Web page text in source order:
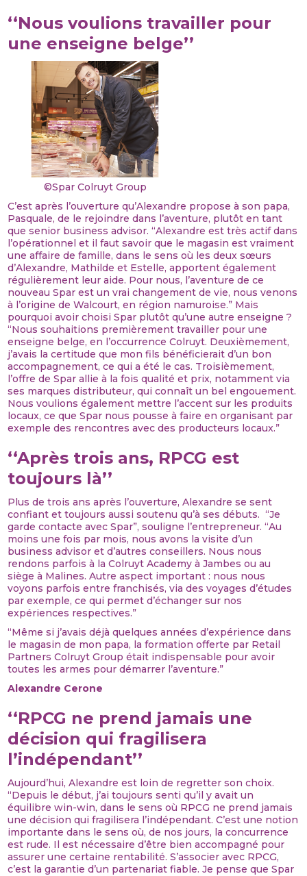
‘‘Nous voulions travailler pour
une enseigne belge’’
©Spar Colruyt Group
C’est après l’ouverture qu’Alexandre propose à son papa,
Pasquale, de le rejoindre dans l’aventure, plutôt en tant
que senior business advisor. “Alexandre est très actif dans
l’opérationnel et il faut savoir que le magasin est vraiment
une affaire de famille, dans le sens où les deux sœurs
d’Alexandre, Mathilde et Estelle, apportent également
régulièrement leur aide. Pour nous, l’aventure de ce
nouveau Spar est un vrai changement de vie, nous venons
à l’origine de Walcourt, en région namuroise.” Mais
pourquoi avoir choisi Spar plutôt qu’une autre enseigne ?
“Nous souhaitions premièrement travailler pour une
enseigne belge, en l’occurrence Colruyt. Deuxièmement,
j’avais la certitude que mon fils bénéficierait d’un bon
accompagnement, ce qui a été le cas. Troisièmement,
l’offre de Spar allie à la fois qualité et prix, notamment via
ses marques distributeur, qui connaît un bel engouement.
Nous voulions également mettre l’accent sur les produits
locaux, ce que Spar nous pousse à faire en organisant par
exemple des rencontres avec des producteurs locaux.”
‘‘Après trois ans, RPCG est
toujours là’’
Plus de trois ans après l’ouverture, Alexandre se sent
confiant et toujours aussi soutenu qu’à ses débuts. “Je
garde contacte avec Spar”, souligne l’entrepreneur. “Au
moins une fois par mois, nous avons la visite d’un
business advisor et d’autres conseillers. Nous nous
rendons parfois à la Colruyt Academy à Jambes ou au
siège à Malines. Autre aspect important : nous nous
voyons parfois entre franchisés, via des voyages d’études
par exemple, ce qui permet d’échanger sur nos
expériences respectives.”
“Même si j’avais déjà quelques années d’expérience dans
le magasin de mon papa, la formation offerte par Retail
Partners Colruyt Group était indispensable pour avoir
toutes les armes pour démarrer l’aventure.”
Alexandre Cerone
‘‘RPCG ne prend jamais une
décision qui fragilisera
l’indépendant’’
Aujourd’hui, Alexandre est loin de regretter son choix.
“Depuis le début, j’ai toujours senti qu’il y avait un
équilibre win-win, dans le sens où RPCG ne prend jamais
une décision qui fragilisera l’indépendant. C’est une notion
importante dans le sens où, de nos jours, la concurrence
est rude. Il est nécessaire d’être bien accompagné pour
assurer une certaine rentabilité. S’associer avec RPCG,
c’est la garantie d’un partenariat fiable. Je pense que Spar